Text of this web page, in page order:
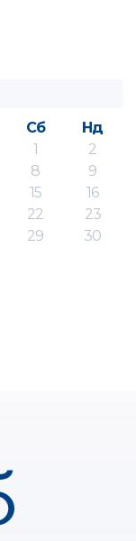
Сб
Нд
1
2
8
9
15
16
22
23
29
30